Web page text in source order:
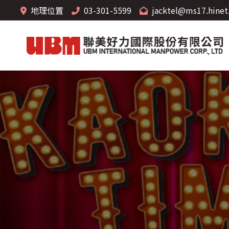
地理位置 03-301-5599